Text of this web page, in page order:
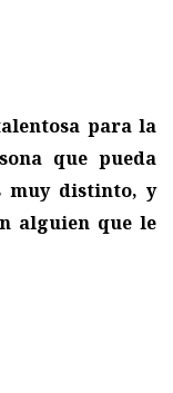
para la
que pueda
muy distinto, y
alguien que le